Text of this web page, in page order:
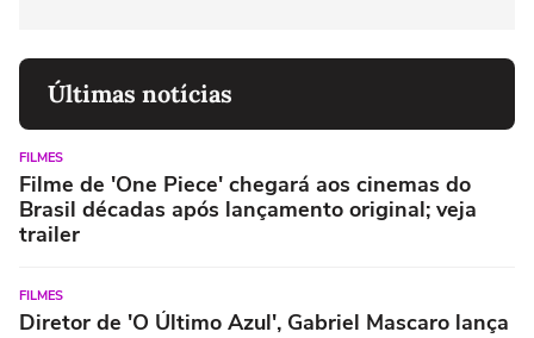
Últimas notícias
FILMES
Filme de 'One Piece' chegará aos cinemas do
Brasil décadas após lançamento original; veja
trailer
FILMES
Diretor de 'O Último Azul', Gabriel Mascaro lança